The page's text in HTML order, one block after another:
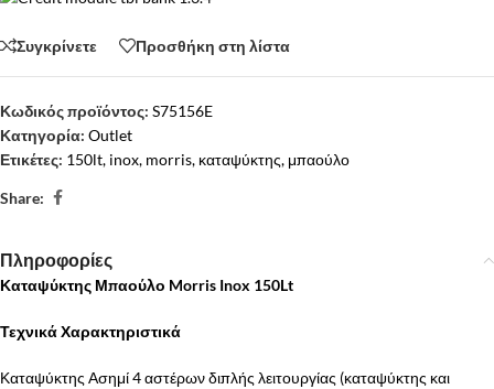
Συγκρίνετε Προσθήκη στη λίστα
Κωδικός προϊόντος: S75156E
Κατηγορία: Outlet
Ετικέτες: 150lt, inox, morris, καταψύκτης, μπαούλο
Share:
Πληροφορίες
Καταψύκτης Μπαούλο Morris Inox 150Lt
Τεχνικά Χαρακτηριστικά
Καταψύκτης Ασημί 4 αστέρων διπλής λειτουργίας (καταψύκτης και